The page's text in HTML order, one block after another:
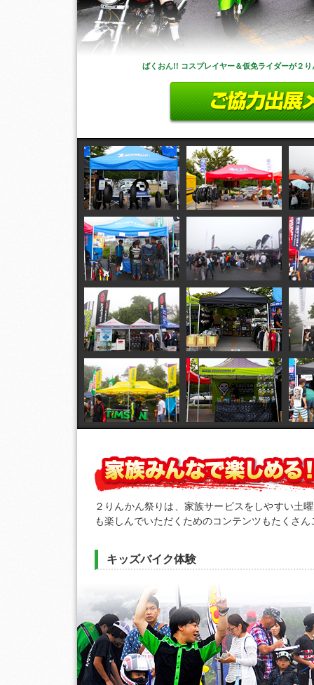
ばくおん!! コスプレイヤー＆仮免ライダーが２
２りんかん祭りは、家族サービスをしやすい土
も楽しんでいただくためのコンテンツもたくさ
キッズバイク体験